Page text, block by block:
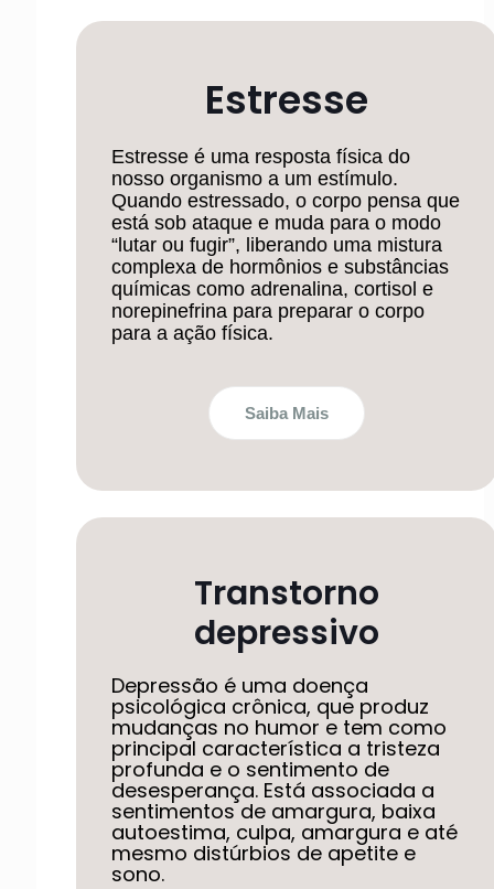
Estresse
Estresse é uma resposta física do
nosso organismo a um estímulo.
Quando estressado, o corpo pensa que
está sob ataque e muda para o modo
“lutar ou fugir”, liberando uma mistura
complexa de hormônios e substâncias
químicas como adrenalina, cortisol e
norepinefrina para preparar o corpo
para a ação física.
Saiba Mais
Transtorno
depressivo
Depressão é uma doença
psicológica crônica, que produz
mudanças no humor e tem como
principal característica a tristeza
profunda e o sentimento de
desesperança. Está associada a
sentimentos de amargura, baixa
autoestima, culpa, amargura e até
mesmo distúrbios de apetite e
sono.